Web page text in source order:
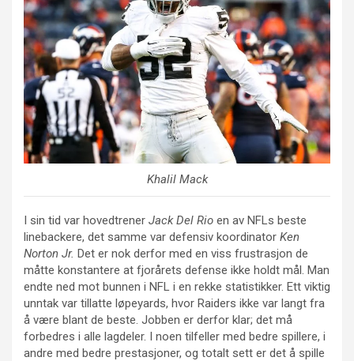
Khalil Mack
I sin tid var hovedtrener Jack Del Rio en av NFLs beste
linebackere, det samme var defensiv koordinator Ken
Norton Jr. Det er nok derfor med en viss frustrasjon de
måtte konstantere at fjorårets defense ikke holdt mål. Man
endte ned mot bunnen i NFL i en rekke statistikker. Ett viktig
unntak var tillatte løpeyards, hvor Raiders ikke var langt fra
å være blant de beste. Jobben er derfor klar; det må
forbedres i alle lagdeler. I noen tilfeller med bedre spillere, i
andre med bedre prestasjoner, og totalt sett er det å spille